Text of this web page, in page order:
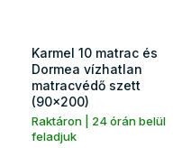
Karmel 10 matrac és
Dormea vízhatlan
matracvédő szett
(90x200)
Raktáron | 24 órán belül
feladjuk